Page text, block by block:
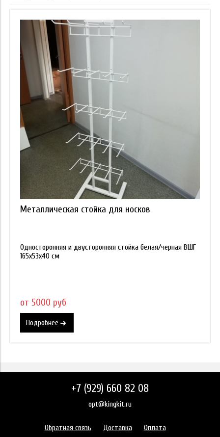
Металлическая стойка для носков
Односторонняя и двусторонняя стойка белая/черная ВШГ
165х53х40 см
от 5000 руб
Подробнее
+7 (929) 660 82 08
opt@kingkit.ru
Обратная связь Доставка
Оплата